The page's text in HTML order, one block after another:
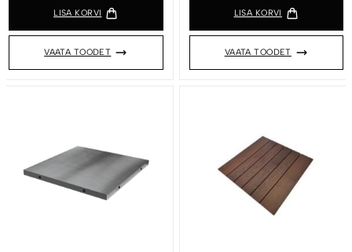
LISA KORVI
VAATA TOODET
LISA KORVI
VAATA TOODET